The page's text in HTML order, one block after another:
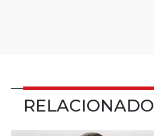
RELACIONADO